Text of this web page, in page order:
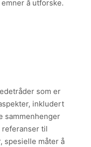
å utforske.
som er
inkludert
sammenhenger
referanser til
spesielle måter å